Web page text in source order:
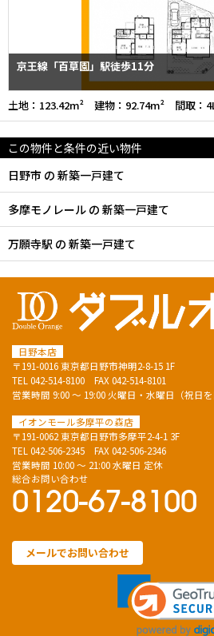
京王線「百草園」駅徒歩11分
土地：123.42m² 建物：92.74m² 間取：
この物件と条件の近い物件
日野市 の 新築一戸建て
多摩モノレール の 新築一戸建て
万願寺駅 の 新築一戸建て
日野本店
〒191-0016 東京都日野市神明2-8-15 1F
TEL 042-514-8100 FAX 042-514-8101
営業時間 9:00 ～ 19:00 火曜日・水曜日（祝日
イオンモール多摩平の森店
〒191-0062 東京都日野市多摩平2-4-1 3F
TEL 042-506-2345 FAX 042-506-2346
営業時間 10:00 ～ 21:00 水曜日 定休
総合お問い合わせ
0120-67-8100
メールでお問い合わせ